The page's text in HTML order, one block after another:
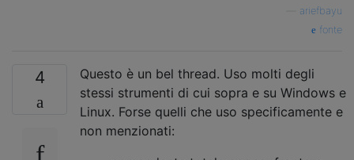
ariefbayu
fonte
4
Questo è un bel thread. Uso molti degli
stessi strumenti di cui sopra e su Windows e
Linux. Forse quelli che uso specificamente e
non menzionati: